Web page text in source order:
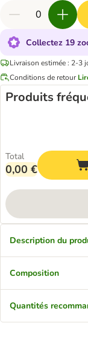
Collectez 19
Livraison estimée : 2-3
Conditions de retour
Produits
Total
0,00 €
Description du
Composition
Quantités